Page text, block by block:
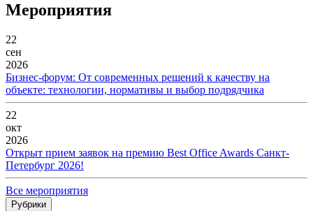
Мероприятия
22
сен
2026
Бизнес-форум: От современных решений к качеству на
объекте: технологии, нормативы и выбор подрядчика
22
окт
2026
Открыт прием заявок на премию Best Office Awards Санкт-
Петербург 2026!
Все мероприятия
Рубрики